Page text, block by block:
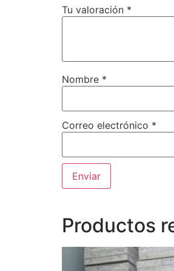
Tu valoración *
Nombre *
Correo electrónico *
Productos